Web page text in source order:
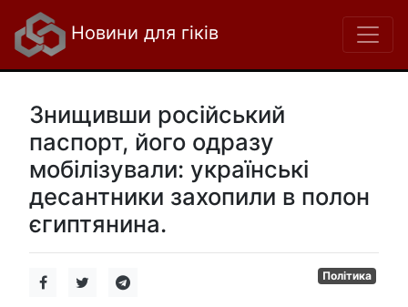
Новини для гіків
Знищивши російський
паспорт, його одразу
мобілізували: українські
десантники захопили в полон
єгиптянина.
Політика